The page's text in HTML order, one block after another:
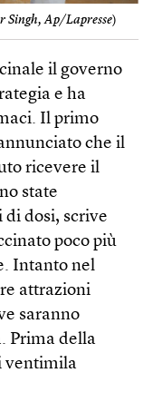
Singh, Ap/Lapresse)
il governo
e ha
Il primo
che il
ricevere il
state
dosi, scrive
poco più
Intanto nel
attrazioni
saranno
Prima della
ventimila